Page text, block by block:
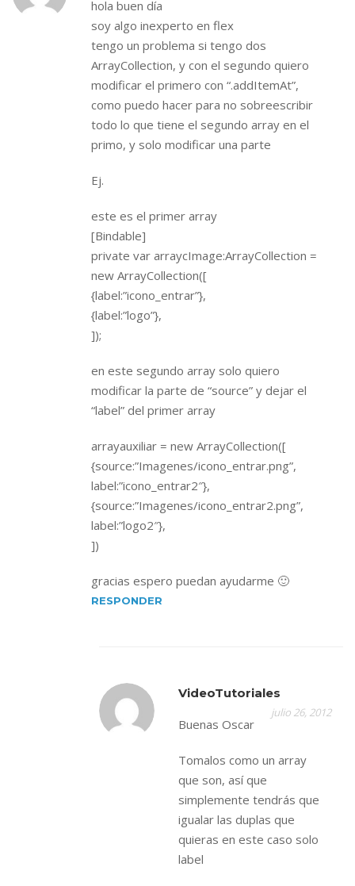
hola buen día
soy algo inexperto en flex
tengo un problema si tengo dos
ArrayCollection, y con el segundo quiero
modificar el primero con “.addItemAt”,
como puedo hacer para no sobreescribir
todo lo que tiene el segundo array en el
primo, y solo modificar una parte
Ej.
este es el primer array
[Bindable]
private var arraycImage:ArrayCollection =
new ArrayCollection([
{label:”icono_entrar”},
{label:”logo”},
]);
en este segundo array solo quiero
modificar la parte de “source” y dejar el
“label” del primer array
arrayauxiliar = new ArrayCollection([
{source:”Imagenes/icono_entrar.png”,
label:”icono_entrar2″},
{source:”Imagenes/icono_entrar2.png”,
label:”logo2″},
])
gracias espero puedan ayudarme 🙂
RESPONDER
VideoTutoriales
julio 26, 2012
Buenas Oscar
Tomalos como un array
que son, así que
simplemente tendrás que
igualar las duplas que
quieras en este caso solo
label